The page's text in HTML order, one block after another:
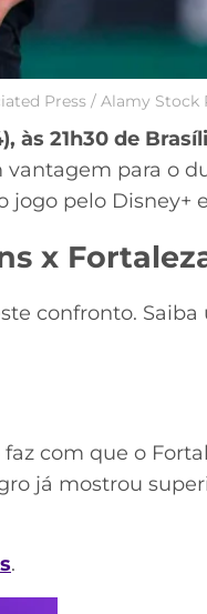
Press / Alamy Stock
às 21h30 de
vantagem para o
jogo pelo Disney+
x
confronto.
com que o
já mostrou
.